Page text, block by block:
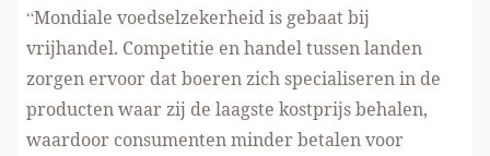
“Mondiale voedselzekerheid is gebaat bij
vrijhandel. Competitie en handel tussen landen
zorgen ervoor dat boeren zich specialiseren in de
producten waar zij de laagste kostprijs behalen,
waardoor consumenten minder betalen voor